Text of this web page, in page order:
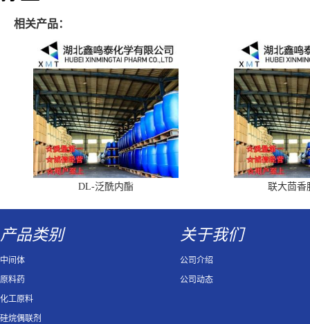
相关产品：
DL-泛酰内酯 联大茴香
产品类别
中间体
原料药
化工原料
硅烷偶联剂
关于我们
公司介绍
公司动态